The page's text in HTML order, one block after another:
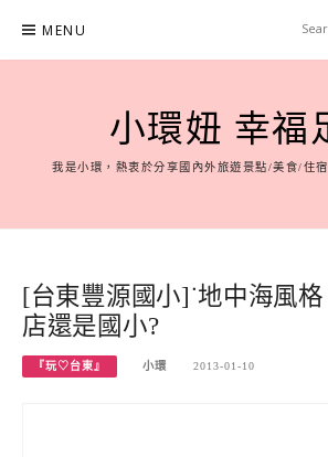
content
MENU
小環妞 幸福
我是小環，熱衷於分享國內外旅遊景點/美食/住
[台東豐源國小]˙地中海風
店還是國小?
『玩♡台東』 小環 2013-01-10